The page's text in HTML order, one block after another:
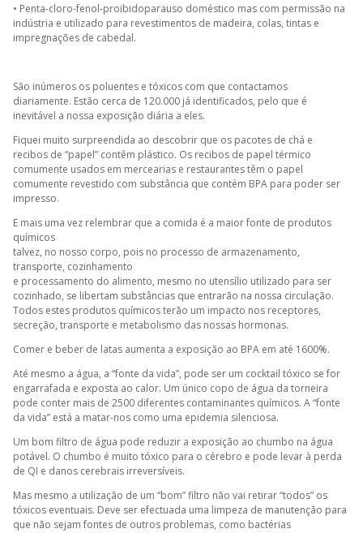
• Penta-cloro-fenol-proibidoparauso doméstico mas com permissão na
indústria e utilizado para revestimentos de madeira, colas, tintas e
impregnações de cabedal.
São inúmeros os poluentes e tóxicos com que contactamos
diariamente. Estão cerca de 120.000 já identificados, pelo que é
inevitável a nossa exposição diária a eles.
Fiquei muito surpreendida ao descobrir que os pacotes de chá e
recibos de “papel” contêm plástico. Os recibos de papel térmico
comumente usados em mercearias e restaurantes têm o papel
comumente revestido com substância que contém BPA para poder ser
impresso.
E mais uma vez relembrar que a comida é a maior fonte de produtos
químicos
talvez, no nosso corpo, pois no processo de armazenamento,
transporte, cozinhamento
e processamento do alimento, mesmo no utensílio utilizado para ser
cozinhado, se libertam substâncias que entrarão na nossa circulação.
Todos estes produtos químicos terão um impacto nos receptores,
secreção, transporte e metabolismo das nossas hormonas.
Comer e beber de latas aumenta a exposição ao BPA em até 1600%.
Até mesmo a água, a “fonte da vida”, pode ser um cocktail tóxico se for
engarrafada e exposta ao calor. Um único copo de água da torneira
pode conter mais de 2500 diferentes contaminantes químicos. A “fonte
da vida” está a matar-nos como uma epidemia silenciosa.
Um bom filtro de água pode reduzir a exposição ao chumbo na água
potável. O chumbo é muito tóxico para o cérebro e pode levar à perda
de QI e danos cerebrais irreversíveis.
Mas mesmo a utilização de um “bom” filtro não vai retirar “todos” os
tóxicos eventuais. Deve ser efectuada uma limpeza de manutenção para
que não sejam fontes de outros problemas, como bactérias